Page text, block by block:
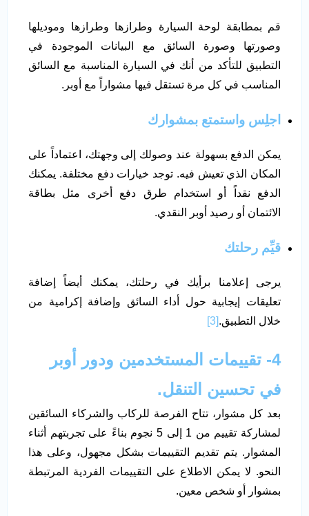
قم بمطابقة لوحة السيارة وطرازها وطرازها وموديلها
وصورتها وصورة السائق مع البيانات الموجودة في
التطبيق للتأكد من أنك في السيارة المناسبة مع السائق
المناسب في كل مرة تستقل فيها مشواراً مع أوبر.
اجلِس واستمتع بمشوارك
يمكن الدفع بسهولة عند وصولك إلى وجهتك، اعتماداً على
المكان الذي تعيش فيه. توجد خيارات دفع مختلفة. يمكنك
الدفع نقداً أو استخدام طرق دفع أخرى مثل بطاقة
الائتمان أو رصيد أوبر النقدي.
قيِّم رحلتك
يرجى إعلامنا برأيك في رحلتك، يمكنك أيضاً إضافة
تعليقات إيجابية حول أداء السائق وإضافة إكرامية من
خلال التطبيق.[3]
4- تقييمات المستخدمين ودور أوبر
في تحسين التنقل.
بعد كل مشوار، تتاح الفرصة للركاب والشركاء السائقين
لمشاركة تقييم من 1 إلى 5 نجوم بناءً على تجربتهم أثناء
المشوار. يتم تقديم التقييمات بشكل مجهول، وعلى هذا
النحو. لا يمكن الاطلاع على التقييمات الفردية المرتبطة
بمشوار أو شخص معين.